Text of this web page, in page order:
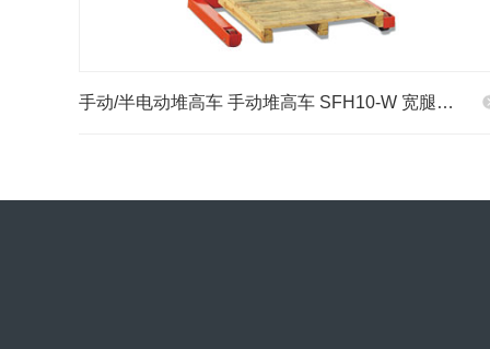
手动/半电动堆高车 手动堆高车 SFH10-W 宽腿…